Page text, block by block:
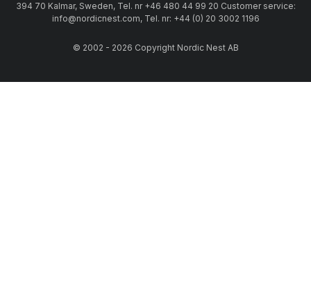
394 70 Kalmar, Sweden, Tel. nr +46 480 44 99 20 Customer service:
info@nordicnest.com, Tel. nr: +44 (0) 20 3002 1196
© 2002 - 2026 Copyright Nordic Nest AB